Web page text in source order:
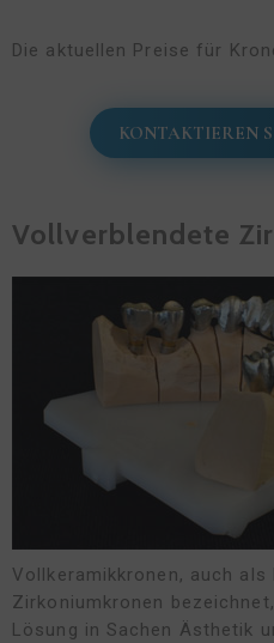
Die aktuellen Preise für
KONTAKTIEREN
Vollverblendete
Vollkeramikkronen, auch
Zirkoniumkronen
Lösung in Sachen Ästhetik